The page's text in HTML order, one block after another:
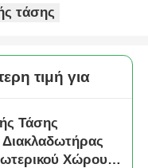
τάσης
τιμή για
Τάσης
Χώρου